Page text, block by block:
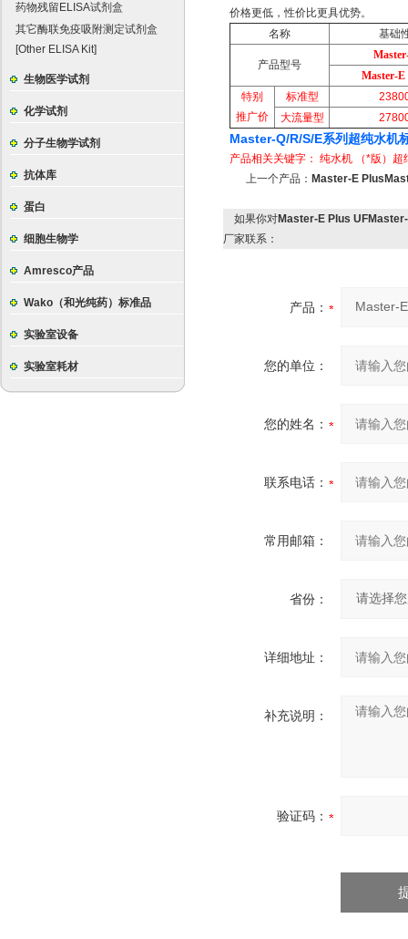
药物残留ELISA试剂盒
其它酶联免疫吸附测定试剂盒
[Other ELISA Kit]
生物医学试剂
化学试剂
分子生物学试剂
抗体库
蛋白
细胞生物学
Amresco产品
Wako（和光纯药）标准品
实验室设备
实验室耗材
价格更低，性价比更具优势。
名称
基础
产品型号
Master-E
特别
推广价
标准型
大流量型
Master-Q/R/S/E系列超纯水机
产品相关关键字： 纯水机
（*版）
上一个产品： Master-E
如果你对Master-E Plus
厂家联系：
产品：
您的单位：
您的姓名：
联系电话：
常用邮箱：
省份：
详细地址：
补充说明：
验证码：